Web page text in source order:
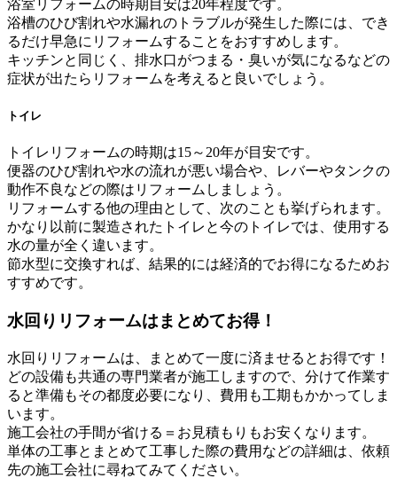
浴室リフォームの時期目安は20年程度です。
浴槽のひび割れや水漏れのトラブルが発生した際には、でき
るだけ早急にリフォームすることをおすすめします。
キッチンと同じく、排水口がつまる・臭いが気になるなどの
症状が出たらリフォームを考えると良いでしょう。
トイレ
トイレリフォームの時期は15～20年が目安です。
便器のひび割れや水の流れが悪い場合や、レバーやタンクの
動作不良などの際はリフォームしましょう。
リフォームする他の理由として、次のことも挙げられます。
かなり以前に製造されたトイレと今のトイレでは、使用する
水の量が全く違います。
節水型に交換すれば、結果的には経済的でお得になるためお
すすめです。
水回りリフォームはまとめてお得！
水回りリフォームは、まとめて一度に済ませるとお得です！
どの設備も共通の専門業者が施工しますので、分けて作業す
ると準備もその都度必要になり、費用も工期もかかってしま
います。
施工会社の手間が省ける＝お見積もりもお安くなります。
単体の工事とまとめて工事した際の費用などの詳細は、依頼
先の施工会社に尋ねてみてください。